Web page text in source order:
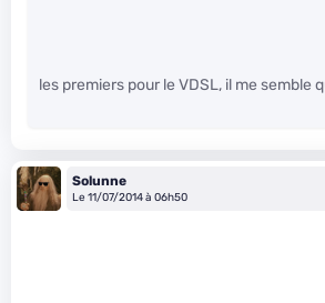
les premiers pour le VDSL, il me semble
Solunne
Le 11/07/2014 à 06h50